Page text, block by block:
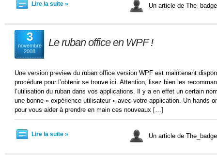
Lire la suite » Un article de
3
novembre
2008
Le ruban office en WPF !
Une version preview du ruban office version WPF est maintenant
procédure pour l’obtenir se trouve ici. Attention, lisez bien les
l’utilisation du ruban dans vos applications. Il y a en effet un certain
une bonne « expérience utilisateur » avec votre application. Un hands
pour vous aider à prendre en main ces nouveaux […]
Lire la suite » Un article de